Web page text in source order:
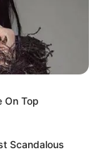
On Top
Scandalous